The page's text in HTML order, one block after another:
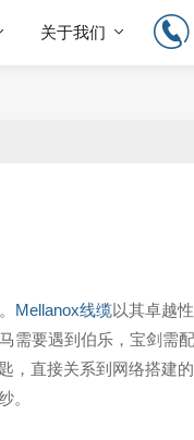
关于我们
Mellanox线缆以其卓越
需要遇到伯乐，宝剑需
，直接关系到网络搭建
。